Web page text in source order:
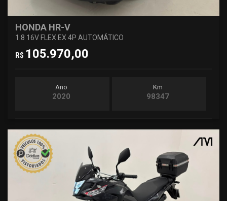
HONDA HR-V
1.8 16V FLEX EX 4P AUTOMÁTICO
R$ 105.970,00
Ano
2020
Km
98347